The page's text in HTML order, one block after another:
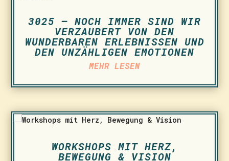
3025 – NOCH IMMER SIND WIR
VERZAUBERT VON DEN
WUNDERBAREN ERLEBNISSEN UND
DEN UNZÄHLIGEN EMOTIONEN
MEHR LESEN
WORKSHOPS MIT HERZ,
BEWEGUNG & VISION